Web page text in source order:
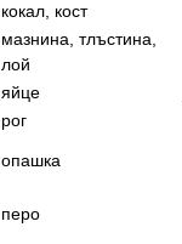
кокал, кост
мазнина, тлъстина,
лой
яйце
рог
опашка
перо